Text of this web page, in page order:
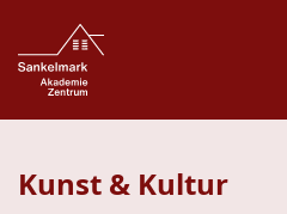
Zum Inhalt springen
Zur Fußzeile springen
Kunst & Kultur